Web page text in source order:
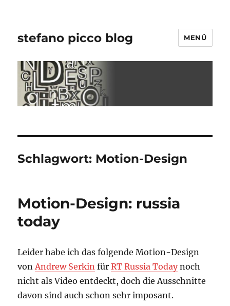
stefano picco blog MENÜ
Schlagwort: Motion-Design
Motion-Design: russia
today
Leider habe ich das folgende Motion-Design
vonAndrew Serkin fürRT Russia Todaynoch
nicht als Video entdeckt, doch die Ausschnitte
davon sind auch schon sehr imposant.